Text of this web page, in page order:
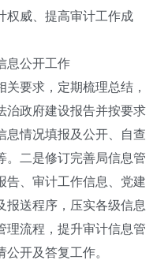
权威、提高审计工作成
公开工作
要求，定期梳理总结，
治政府建设报告并按要求
息情况填报及公开、自查
。二是修订完善局信息管
告、审计工作信息、党建
报送程序，压实各级信息
理流程，提升审计信息管
开及答复工作。